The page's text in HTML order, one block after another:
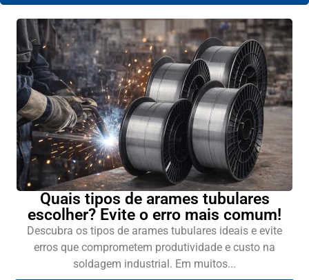
Quais tipos de arames tubulares
escolher? Evite o erro mais comum!
Descubra os tipos de arames tubulares ideais e evite
erros que comprometem produtividade e custo na
soldagem industrial. Em muitos...